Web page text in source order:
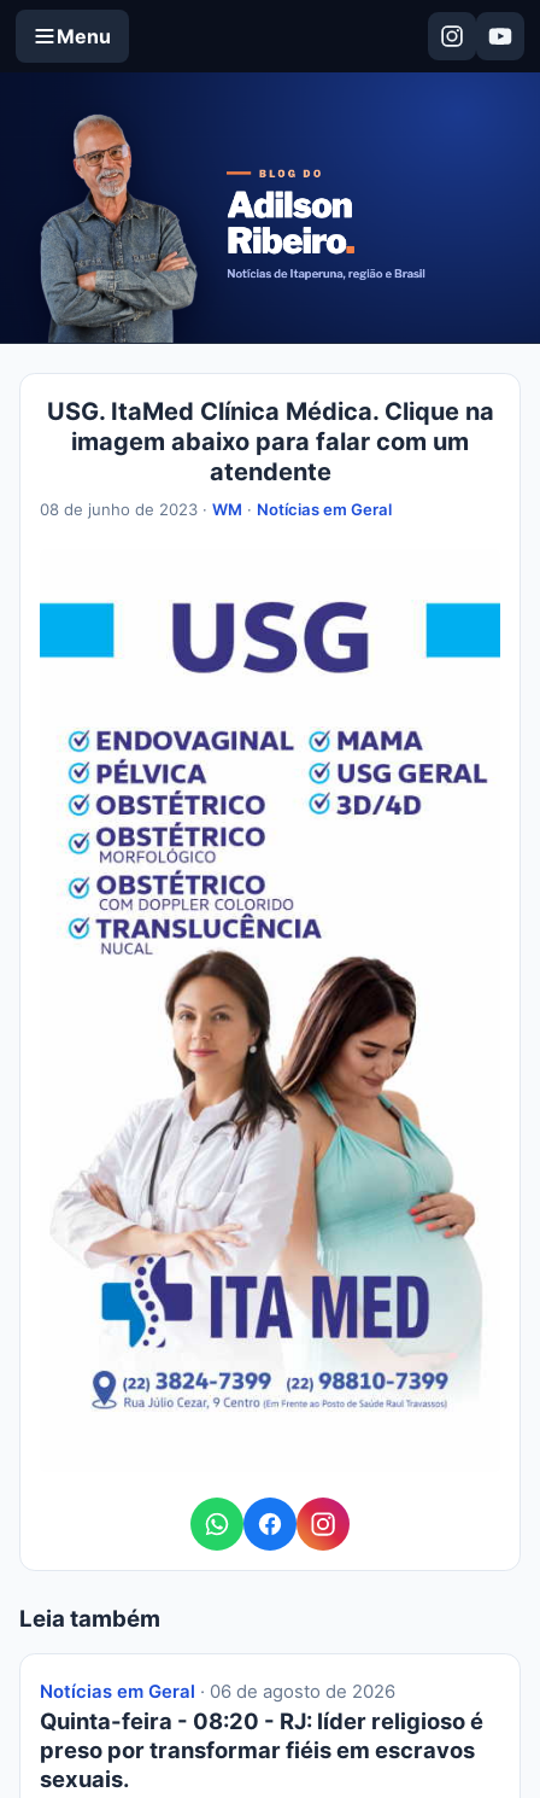
Menu
USG. ItaMed Clínica Médica. Clique na
imagem abaixo para falar com um
atendente
08 de junho de 2023 · WM · Notícias em Geral
Leia também
Notícias em Geral · 06 de agosto de 2026
Quinta-feira - 08:20 - RJ: líder religioso é
preso por transformar fiéis em escravos
sexuais.